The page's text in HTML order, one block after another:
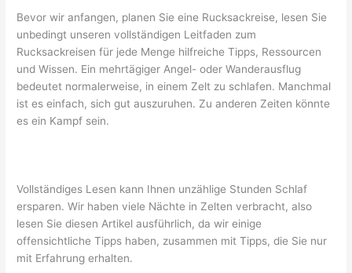
Bevor wir anfangen, planen Sie eine Rucksackreise, lesen Sie
unbedingt unseren vollständigen Leitfaden zum
Rucksackreisen für jede Menge hilfreiche Tipps, Ressourcen
und Wissen. Ein mehrtägiger Angel- oder Wanderausflug
bedeutet normalerweise, in einem Zelt zu schlafen. Manchmal
ist es einfach, sich gut auszuruhen. Zu anderen Zeiten könnte
es ein Kampf sein.
Vollständiges Lesen kann Ihnen unzählige Stunden Schlaf
ersparen. Wir haben viele Nächte in Zelten verbracht, also
lesen Sie diesen Artikel ausführlich, da wir einige
offensichtliche Tipps haben, zusammen mit Tipps, die Sie nur
mit Erfahrung erhalten.